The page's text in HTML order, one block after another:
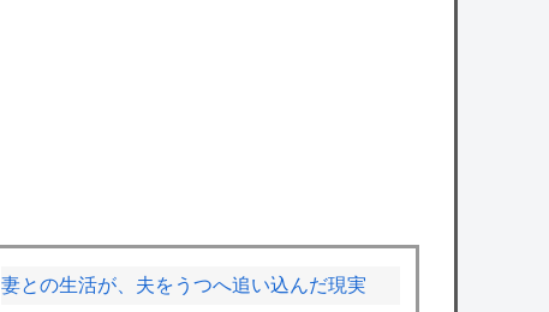
妻との生活が、夫をうつへ追い込んだ現実